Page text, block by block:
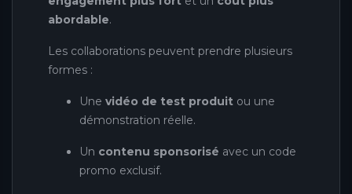
abordable.
Les collaborations peuvent prendre plusieurs
formes :
Une vidéo de test produit ou une
démonstration réelle.
Un contenu sponsorisé avec un code
promo exclusif.